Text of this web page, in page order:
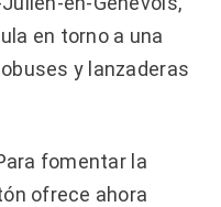
en torno a una
y lanzaderas
fomentar la
ofrece ahora